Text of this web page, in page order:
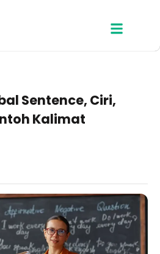
Sentence, Ciri,
Kalimat